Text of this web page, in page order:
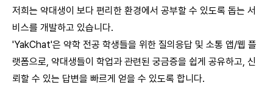
저희는 약대생이 보다 편리한 환경에서 공부할 수 있도록 돕는 서
비스를 개발하고 있습니다.
'YakChat'은 약학 전공 학생들을 위한 질의응답 및 소통 앱/웹 플
랫폼으로, 약대생들이 학업과 관련된 궁금증을 쉽게 공유하고, 신
뢰할 수 있는 답변을 빠르게 얻을 수 있도록 합니다.